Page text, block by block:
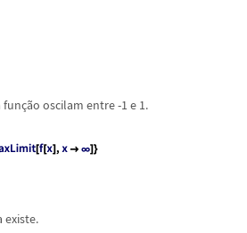
função oscilam entre -1 e 1.
existe.